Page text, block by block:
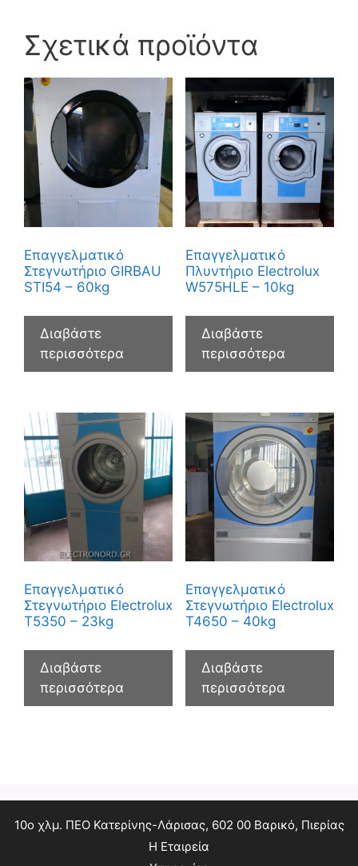
Σχετικά προϊόντα
Επαγγελματικό
Στεγνωτήριο GIRBAU
STI54 – 60kg
Διαβάστε
περισσότερα
Επαγγελματικό
Πλυντήριο Electrolux
W575HLE – 10kg
Διαβάστε
περισσότερα
Επαγγελματικό
Στεγνωτήριο Electrolux
T5350 – 23kg
Διαβάστε
περισσότερα
Επαγγελματικό
Στεγνωτήριο Electrolux
T4650 – 40kg
Διαβάστε
περισσότερα
10ο χλμ. ΠΕΟ Κατερίνης-Λάρισας, 602 00 Βαρικό, Πιερίας
Η Εταιρεία